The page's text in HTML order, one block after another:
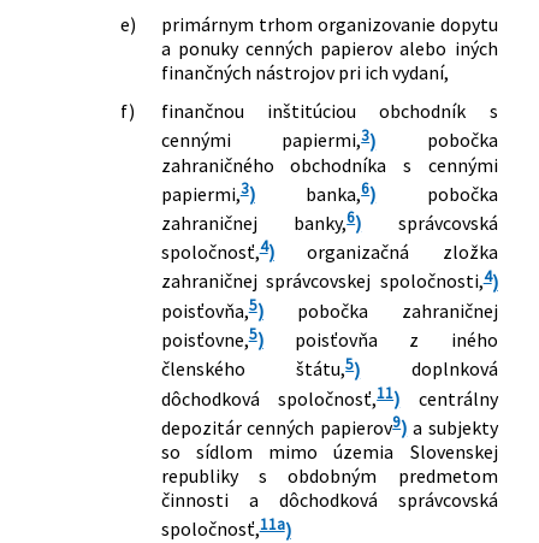
e)
primárnym trhom organizovanie dopytu
a ponuky cenných papierov alebo iných
finančných nástrojov pri ich vydaní,
f)
finančnou inštitúciou obchodník s
cennými papiermi,3) pobočka
zahraničného obchodníka s cennými
papiermi,3)banka,6) pobočka
zahraničnej banky,6) správcovská
spoločnosť,4)organizačná zložka
zahraničnej správcovskej spoločnosti,4)
poisťovňa,5)pobočka zahraničnej
poisťovne,5)poisťovňa z iného
členského štátu,5) doplnková
dôchodková spoločnosť,11) centrálny
depozitár cenných papierov9) a subjekty
so sídlom mimo územia Slovenskej
republiky s obdobným predmetom
činnosti a dôchodková správcovská
spoločnosť,11a)